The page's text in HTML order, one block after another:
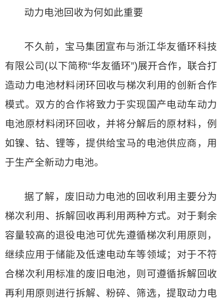
动力电池回收为何如此重要
不久前，宝马集团宣布与浙江华友循环科技
有限公司(以下简称“华友循环”)展开合作，联合打
造动力电池材料闭环回收与梯次利用的创新合作
模式。双方的合作将致力于实现国产电动车动力
电池原材料闭环回收，并将分解后的原材料，例
如镍、钴、锂等，提供给宝马的电池供应商，用
于生产全新动力电池。
据了解，废旧动力电池的回收利用主要分为
梯次利用、拆解回收再利用两种方式。对于剩余
容量较高的退役电池可优先遵循梯次利用原则，
继续应用于储能及低速电动车等领域；对于不符
合梯次利用标准的废旧电池，则可遵循拆解回收
再利用原则进行拆解、粉碎、筛选，提取动力电